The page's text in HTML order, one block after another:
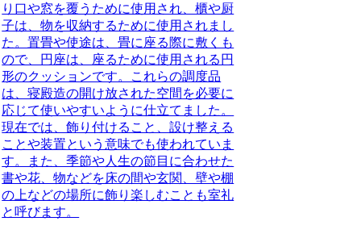
り口や窓を覆うために使用され、櫃や厨
子は、物を収納するために使用されまし
た。置畳や使途は、畳に座る際に敷くも
ので、円座は、座るために使用される円
形のクッションです。これらの調度品
は、寝殿造の開け放された空間を必要に
応じて使いやすいように仕立てました。
現在では、飾り付けること、設け整える
ことや装置という意味でも使われていま
す。また、季節や人生の節目に合わせた
書や花、物などを床の間や玄関、壁や棚
の上などの場所に飾り楽しむことも室礼
と呼びます。